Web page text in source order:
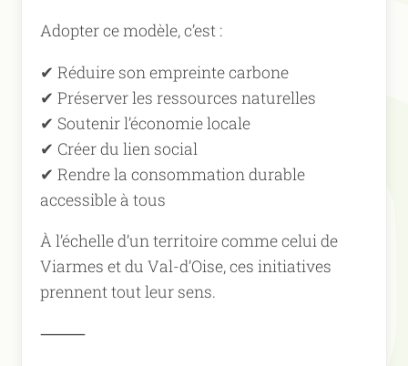
Adopter ce modèle, c’est :
✔ Réduire son empreinte carbone
✔ Préserver les ressources naturelles
✔ Soutenir l’économie locale
✔ Créer du lien social
✔ Rendre la consommation durable
accessible à tous
À l’échelle d’un territoire comme celui de
Viarmes et du Val-d’Oise, ces initiatives
prennent tout leur sens.
⸻